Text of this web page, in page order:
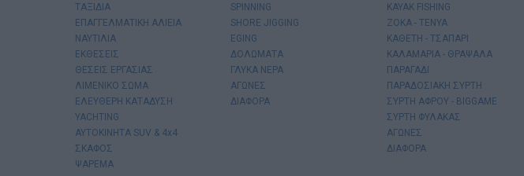
ΤΑΞΙΔΙΑ
ΕΠΑΓΓΕΛΜΑΤΙΚΗ ΑΛΙΕΙΑ
ΝΑΥΤΙΛΙΑ
ΕΚΘΕΣΕΙΣ
ΘΕΣΕΙΣ ΕΡΓΑΣΙΑΣ
ΛΙΜΕΝΙΚΟ ΣΩΜΑ
ΕΛΕΥΘΕΡΗ ΚΑΤΑΔΥΣΗ
YACHTING
AYTOKINHTA SUV & 4x4
ΣΚΑΦΟΣ
ΨΑΡΕΜΑ
SPINNING
SHORE JIGGING
EGING
ΔΟΛΩΜΑΤΑ
ΓΛΥΚΑ ΝΕΡΑ
ΑΓΩΝΕΣ
ΔΙΑΦΟΡΑ
KAYAK FISHING
ΖΟΚΑ - ΤΕΝΥΑ
ΚΑΘΕΤΗ - ΤΣΑΠΑΡΙ
ΚΑΛΑΜΑΡΙΑ - ΘΡΑΨΑΛΑ
ΠΑΡΑΓΑΔΙ
ΠΑΡΑΔΟΣΙΑΚΗ ΣΥΡΤΗ
ΣΥΡΤΗ ΑΦΡΟΥ - BIGGAME
ΣΥΡΤΗ ΦΥΛΑΚΑΣ
ΑΓΩΝΕΣ
ΔΙΑΦΟΡΑ